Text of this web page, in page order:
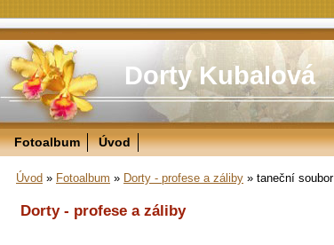
Dorty Kubalová
Fotoalbum Úvod
Úvod » Fotoalbum » Dorty - profese a záliby » taneční soubor
Dorty - profese a záliby